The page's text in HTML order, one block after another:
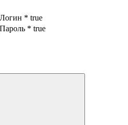
Логин * true
Пароль * true